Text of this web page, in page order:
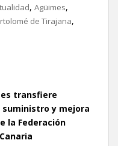
, Agüimes,
de Tirajana,
transfiere
suministro y mejora
la Federación